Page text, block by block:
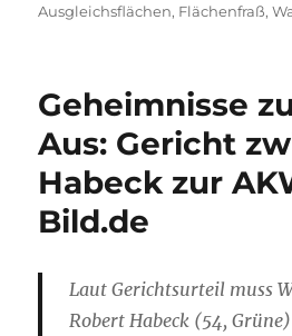
am
Ausgleichsflächen, Flächenfraß,
Geheimnisse
Aus: Gericht
Habeck zur
Bild.de
Laut Gerichtsurteil muss
Robert Habeck (54,